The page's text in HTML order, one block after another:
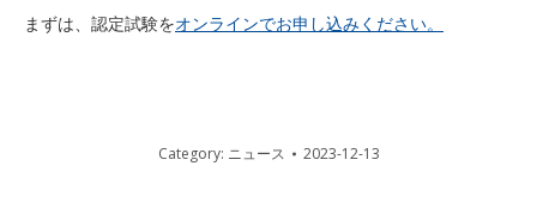
まずは、認定試験をオンラインでお申し込みください。
Category: ニュース 2023-12-13